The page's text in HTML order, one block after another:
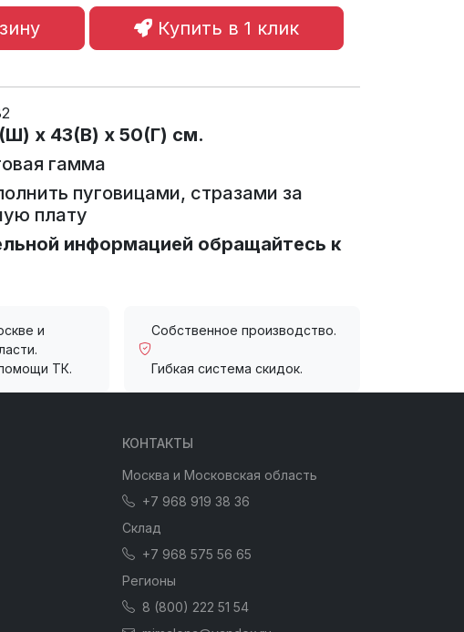
Купить в 1 клик
x 43(В) x 50(Г) см.
гамма
пуговицами, стразами за
плату
информацией обращайтесь к
и
ТК.
Собственное производство.
Гибкая система скидок.
КОНТАКТЫ
Москва и Московская область
+7 968 919 38 36
Склад
+7 968 575 56 65
Регионы
8 (800) 222 51 54